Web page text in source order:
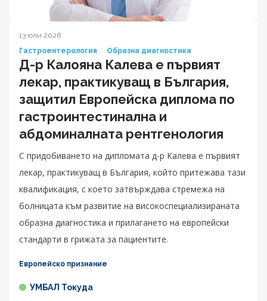
13 юли 2026
Гастроентерология
Образна диагностика
Д-р Калояна Калева е първият
лекар, практикуващ в България,
защитил Европейска диплома по
гастроинтестинална и
абдоминалната рентгенология
С придобиването на дипломата д-р Калева е първият
лекар, практикуващ в България, който притежава тази
квалификация, с което затвърждава стремежа на
болницата към развитие на високоспециализираната
образна диагностика и прилагането на европейски
стандарти в грижата за пациентите.
Европейско признание
УМБАЛ Токуда